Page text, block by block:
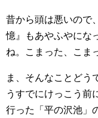
昔から頭は悪いので
憶』もあやふやにな
ね。こまった、こま
ま、そんなことどう
うすでにけっこう前
行った「平の沢池」